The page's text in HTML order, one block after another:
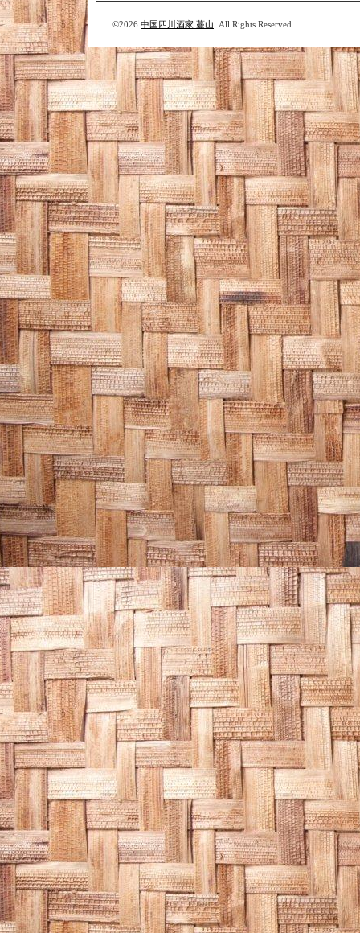
©2026 中国四川酒家 蔓山 . All Rights Reserved.